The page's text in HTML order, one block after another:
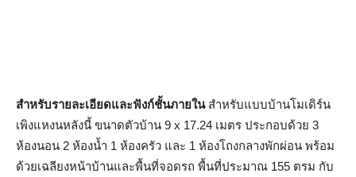
สำหรับรายละเอียดและฟังก์ชั้นภายในสำหรับแบบบ้านโมเดิร์น
เพิงแหงนหลังนี้ ขนาดตัวบ้าน 9 x 17.24 เมตร ประกอบด้วย 3
ห้องนอน 2 ห้องน้ำ 1 ห้องครัว และ 1 ห้องโถงกลางพักผ่อน พร้อม
ด้วยเฉลียงหน้าบ้านและพื้นที่จอดรถ พื้นที่ประมาณ 155 ตรม กับ